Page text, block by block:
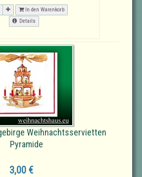
In den Warenkorb
Details
Weihnachtsservietten
Pyramide
3,00 €